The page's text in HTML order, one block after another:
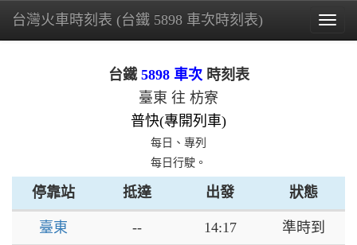
台灣火車時刻表 (台鐵 5898 車次時刻表)
台鐵5898 車次時刻表
臺東 往 枋寮
普快(專開列車)
每日、專列
每日行駛。
停靠站 抵達 出發 狀態
臺東 -- 14:17 準時到